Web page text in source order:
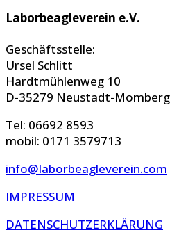
Laborbeagleverein e.V.
Geschäftsstelle:
Ursel Schlitt
Hardtmühlenweg 10
D-35279 Neustadt-Momberg
Tel: 06692 8593
mobil: 0171 3579713
info@laborbeagleverein.com
IMPRESSUM
DATENSCHUTZERKLÄRUNG